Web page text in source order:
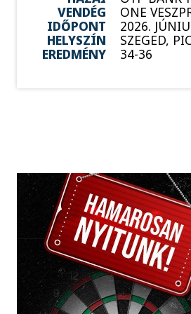
VENDÉG
ONE
IDŐPONT
2026.
HELYSZÍN
SZEGED,
EREDMÉNY
34-36